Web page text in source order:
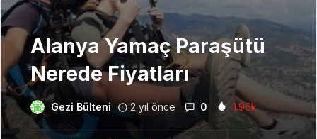
Alanya Yamaç Paraşütü
Nerede Fiyatları
Gezi Bülteni 2 yıl önce 0 1.96k